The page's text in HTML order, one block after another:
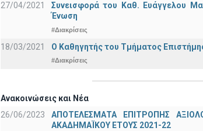
27/04/2021
Συνεισφορά του Καθ. Ευάγγελου
Ένωση
#Διακρίσεις
18/03/2021 Ο Καθηγητής του Τμήματος
#Διακρίσεις
Ανακοινώσεις και Νέα
26/06/2023
ΑΠΟΤΕΛΕΣΜΑΤΑ ΕΠΙΤΡΟΠΗΣ
ΑΚΑΔΗΜΑΪΚΟΥ ΕΤΟΥΣ 2021-22